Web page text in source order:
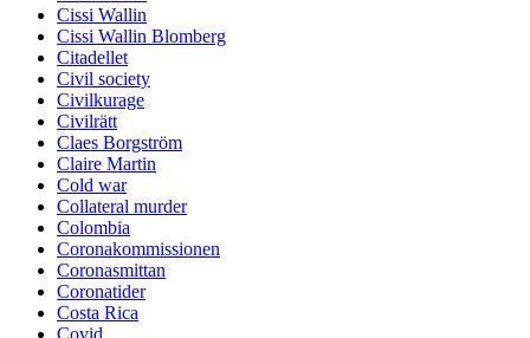
Cissi Wallin
Cissi Wallin Blomberg
Citadellet
Civil society
Civilkurage
Civilrätt
Claes Borgström
Claire Martin
Cold war
Collateral murder
Colombia
Coronakommissionen
Coronasmittan
Coronatider
Costa Rica
Covid